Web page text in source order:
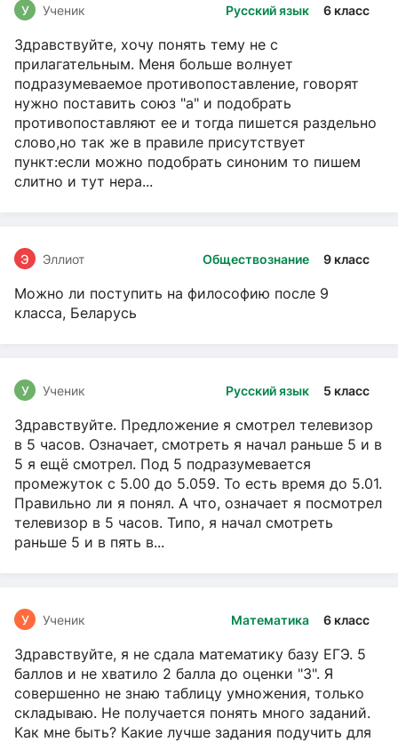
Русский язык 6 класс
У Ученик
Здравствуйте, хочу понять тему не с
прилагательным. Меня больше волнует
подразумеваемое противопоставление, говорят
нужно поставить союз "а" и подобрать
противопоставляют ее и тогда пишется раздельно
слово,но так же в правиле присутствует
пункт:если можно подобрать синоним то пишем
слитно и тут нера...
Обществознание 9 класс
Э Эллиот
Можно ли поступить на философию после 9
класса, Беларусь
Русский язык 5 класс
У Ученик
Здравствуйте. Предложение я смотрел телевизор
в 5 часов. Означает, смотреть я начал раньше 5 и в
5 я ещё смотрел. Под 5 подразумевается
промежуток с 5.00 до 5.059. То есть время до 5.01.
Правильно ли я понял. А что, означает я посмотрел
телевизор в 5 часов. Типо, я начал смотреть
раньше 5 и в пять в...
Математика 6 класс
У Ученик
Здравствуйте, я не сдала математику базу ЕГЭ. 5
баллов и не хватило 2 балла до оценки "3". Я
совершенно не знаю таблицу умножения, только
складываю. Не получается понять много заданий.
Как мне быть? Какие лучше задания подучить для